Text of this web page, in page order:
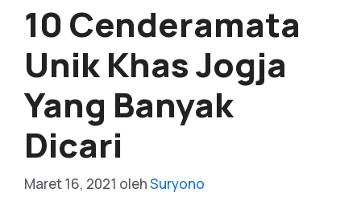
10 Cenderamata
Unik Khas Jogja
Yang Banyak
Dicari
Maret 16, 2021 olehSuryono